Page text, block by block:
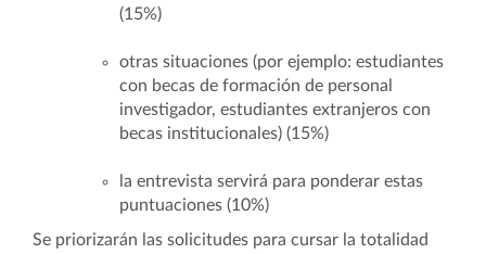
(15%)
otras situaciones (por ejemplo: estudiantes
con becas de formación de personal
investigador, estudiantes extranjeros con
becas institucionales) (15%)
la entrevista servirá para ponderar estas
puntuaciones (10%)
Se priorizarán las solicitudes para cursar la totalidad